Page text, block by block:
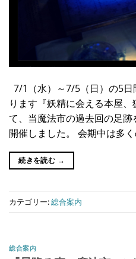
7/1（水）～7/5（日）の5
ります『妖精に会える本屋
て、当魔法市の過去回の足
開催しました。 会期中は多
続きを読む →
カテゴリー:総合案内
総合案内